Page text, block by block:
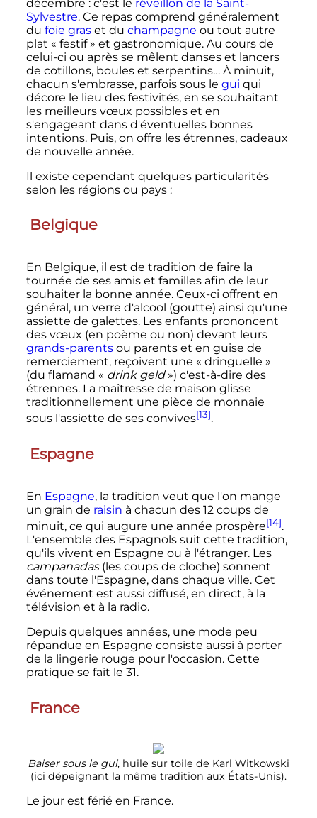
décembre : c'est le réveillon de la Saint-
Sylvestre. Ce repas comprend généralement
du foie graset du champagne ou tout autre
plat « festif » et gastronomique. Au cours de
celui-ci ou après se mêlent danses et lancers
de cotillons, boules et serpentins… À minuit,
chacun s'embrasse, parfois sous le gui qui
décore le lieu des festivités, en se souhaitant
les meilleurs vœux possibles et en
s'engageant dans d'éventuelles bonnes
intentions. Puis, on offre les étrennes, cadeaux
de nouvelle année.
Il existe cependant quelques particularités
selon les régions ou pays :
Belgique
En Belgique, il est de tradition de faire la
tournée de ses amis et familles afin de leur
souhaiter la bonne année. Ceux-ci offrent en
général, un verre d'alcool (goutte) ainsi qu'une
assiette de galettes. Les enfants prononcent
des vœux (en poème ou non) devant leurs
grands-parentsou parents et en guise de
remerciement, reçoivent une « dringuelle »
(du flamand « drink geld ») c'est-à-dire des
étrennes. La maîtresse de maison glisse
traditionnellement une pièce de monnaie
sous l'assiette de ses convives[13].
Espagne
En Espagne, la tradition veut que l'on mange
un grain de raisin à chacun des 12 coups de
minuit, ce qui augure une année prospère[14].
L'ensemble des Espagnols suit cette tradition,
qu'ils vivent en Espagne ou à l'étranger. Les
campanadas(les coups de cloche) sonnent
dans toute l'Espagne, dans chaque ville. Cet
événement est aussi diffusé, en direct, à la
télévision et à la radio.
Depuis quelques années, une mode peu
répandue en Espagne consiste aussi à porter
de la lingerie rouge pour l'occasion. Cette
pratique se fait le 31.
France
Baiser sous le gui, huile sur toile de Karl Witkowski
(ici dépeignant la même tradition aux États-Unis).
Le jour est férié en France.